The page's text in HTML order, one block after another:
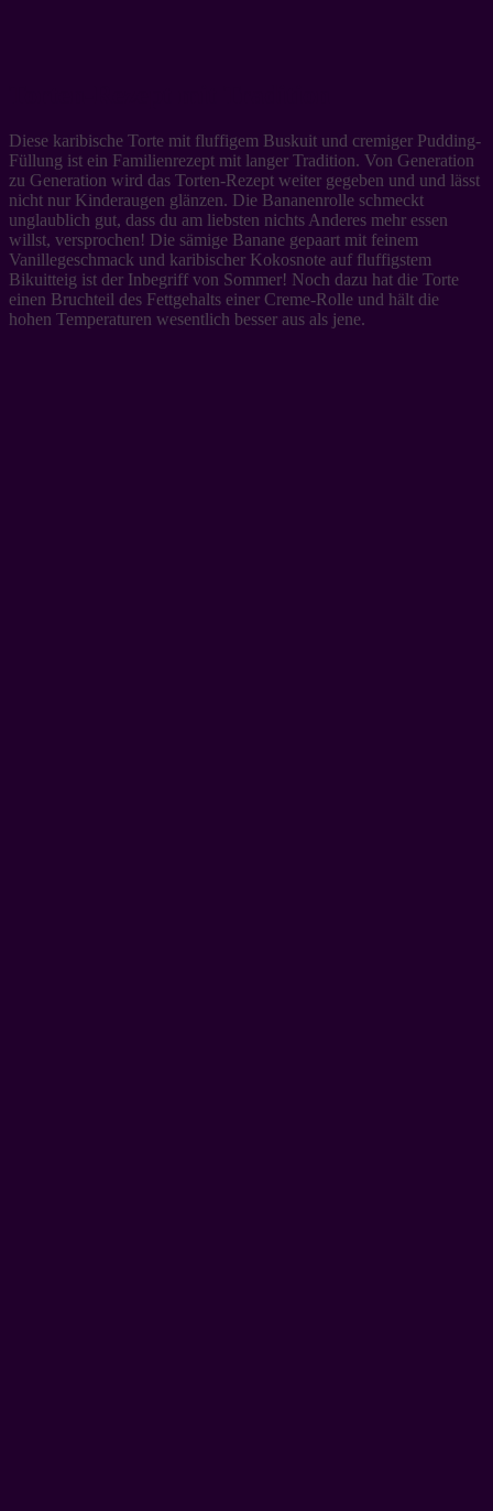
Diese karibische Torte mit fluffigem Buskuit und cremiger Pudding-
Füllung ist ein Familienrezept mit langer Tradition. Von Generation
zu Generation wird das Torten-Rezept weiter gegeben und und lässt
nicht nur Kinderaugen glänzen. Die Bananenrolle schmeckt
unglaublich gut, dass du am liebsten nichts Anderes mehr essen
willst, versprochen! Die sämige Banane gepaart mit feinem
Vanillegeschmack und karibischer Kokosnote auf fluffigstem
Bikuitteig ist der Inbegriff von Sommer! Noch dazu hat die Torte
einen Bruchteil des Fettgehalts einer Creme-Rolle und hält die
hohen Temperaturen wesentlich besser aus als jene.